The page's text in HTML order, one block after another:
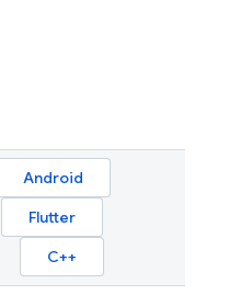
Android
Flutter
C++